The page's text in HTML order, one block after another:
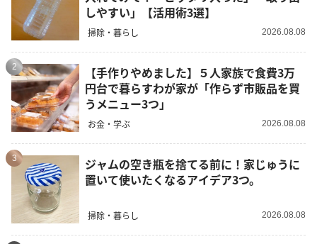
しやすい」【活用術3選】
掃除・暮らし 2026.08.08
2
【手作りやめました】５人家族で食費3万
円台で暮らすわが家が「作らず市販品を買
うメニュー3つ」
お金・学ぶ 2026.08.08
3
ジャムの空き瓶を捨てる前に！家じゅうに
置いて使いたくなるアイデア3つ。
掃除・暮らし 2026.08.08